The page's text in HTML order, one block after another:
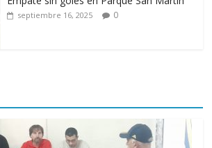
septiembre 16, 2025 0